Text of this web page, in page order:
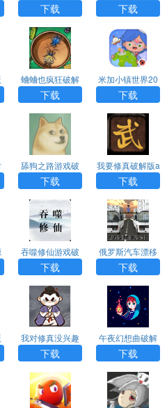
购版内置菜单
下载
无限金币无限等
下载
蛐蛐也疯狂破解
版内置功能菜单2
下载
米加小镇世界20
26最新版破解版
下载
舔狗之路游戏破
解版app下载
下载
我要修真破解版a
pp下载
下载
吞噬修仙游戏破
解版app下载
下载
俄罗斯汽车漂移
破解版（RCD）
下载
我对修真没兴趣
破解版app下载
下载
午夜幻想曲破解
版（Night Reveri
下载